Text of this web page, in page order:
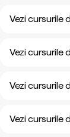
Vezi cursurile
Vezi cursurile
Vezi cursurile
Vezi cursurile